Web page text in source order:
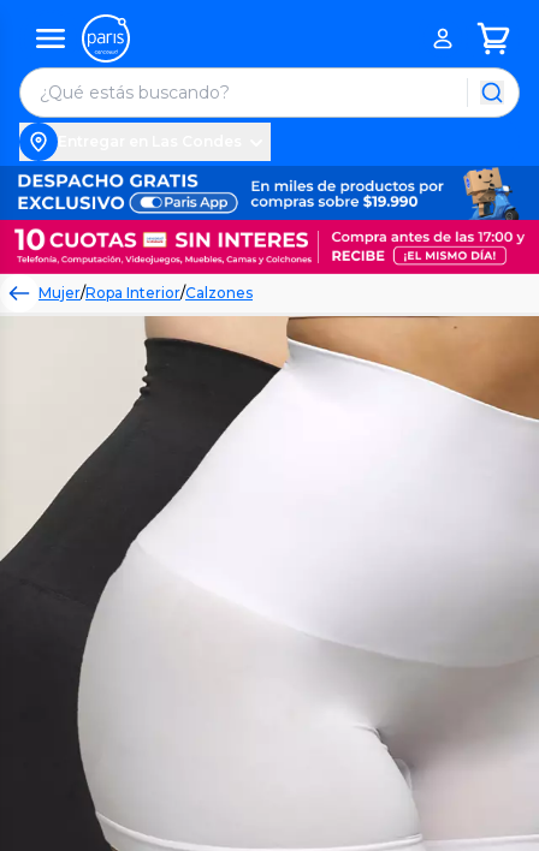
Mujer/Ropa Interior/Calzones